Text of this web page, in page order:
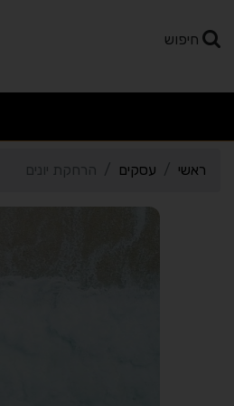
פרטי כרטיס
חיפוש
ראשי עסקים הרחקת יונים